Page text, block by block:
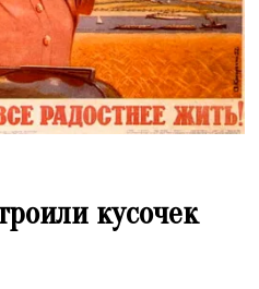
кусочек